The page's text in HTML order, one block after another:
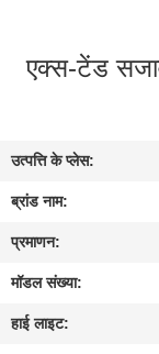
भ्रमण
नियंत्रण
संपर्क
करें
एक्स-टेंड
उत्पत्ति के प्लेस:
ब्रांड नाम:
प्रमाणन:
मॉडल संख्या:
हाई लाइट: